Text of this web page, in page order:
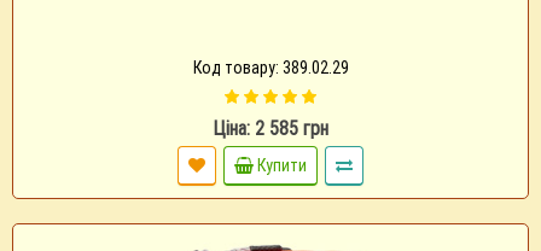
Код товару: 389.02.29
Ціна: 2 585 грн
Купити